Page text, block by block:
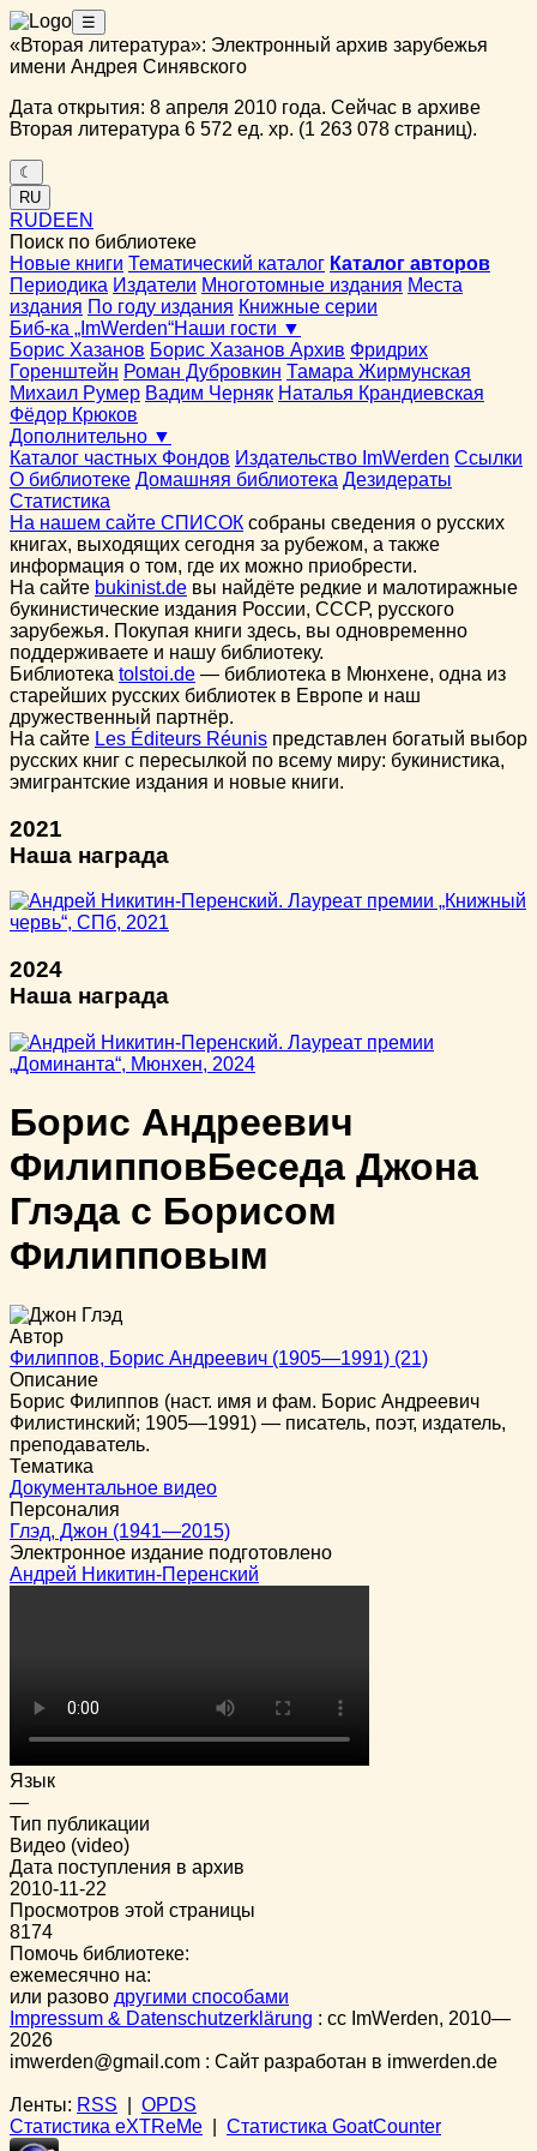
☰
«Вторая литература»: Электронный архив зарубежья
имени Андрея Синявского
Дата открытия: 8 апреля 2010 года. Сейчас в архиве
Вторая литература 6 572 ед. хр. (1 263 078 страниц).
☾
RU
RUDEEN
Поиск по библиотеке
Новые книги Тематический каталог Каталог авторов
Периодика Издатели Многотомные издания Места
издания По году издания Книжные серии
Биб-ка „ImWerden“Наши гости ▼
Борис Хазанов Борис Хазанов Архив Фридрих
Горенштейн Роман Дубровкин Тамара Жирмунская
Михаил Румер Вадим Черняк Наталья Крандиевская
Фёдор Крюков
Дополнительно ▼
Каталог частных Фондов Издательство ImWerden Ссылки
О библиотеке Домашняя библиотека Дезидераты
Статистика
На нашем сайте СПИСОК собраны сведения о русских
книгах, выходящих сегодня за рубежом, а также
информация о том, где их можно приобрести.
На сайте bukinist.de вы найдёте редкие и малотиражные
букинистические издания России, СССР, русского
зарубежья. Покупая книги здесь, вы одновременно
поддерживаете и нашу библиотеку.
Библиотека tolstoi.de — библиотека в Мюнхене, одна из
старейших русских библиотек в Европе и наш
дружественный партнёр.
На сайте Les Éditeurs Réunis представлен богатый выбор
русских книг с пересылкой по всему миру: букинистика,
эмигрантские издания и новые книги.
2021
Наша награда
2024
Наша награда
Борис Андреевич
ФилипповБеседа Джона
Глэда с Борисом
Филипповым
Автор
Филиппов, Борис Андреевич (1905—1991) (21)
Описание
Борис Филиппов (наст. имя и фам. Борис Андреевич
Филистинский; 1905—1991) — писатель, поэт, издатель,
преподаватель.
Тематика
Документальное видео
Персоналия
Глэд, Джон (1941—2015)
Электронное издание подготовлено
Андрей Никитин-Перенский
Язык
—
Тип публикации
Видео (video)
Дата поступления в архив
2010-11-22
Просмотров этой страницы
8174
Помочь библиотеке:
ежемесячно на:
или разово другими способами
Impressum & Datenschutzerklärung : cc ImWerden, 2010—
2026
imwerden@gmail.com : Сайт разработан в imwerden.de
Ленты: RSS
OPDS
Статистика eXTReMe
Статистика GoatCounter